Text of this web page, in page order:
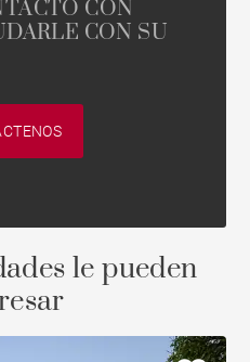
CON
CON SU
le pueden